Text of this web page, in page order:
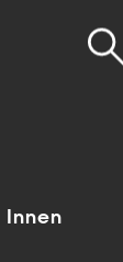
Innen